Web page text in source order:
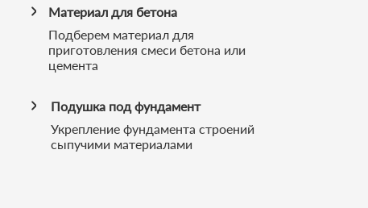
Материал для бетона
Подберем материал для
приготовления смеси бетона или
цемента
Подушка под фундамент
Укрепление фундамента строений
сыпучими материалами